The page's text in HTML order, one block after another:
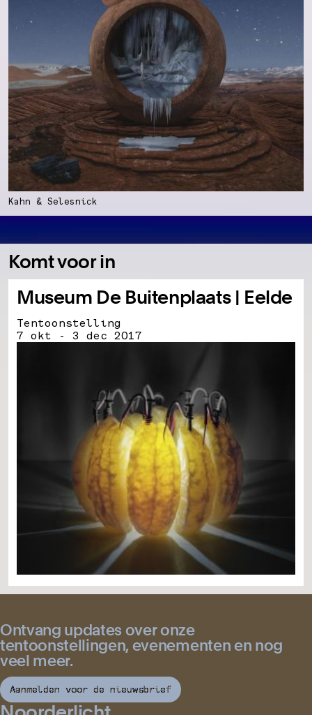
Kahn & Selesnick
Komt voor in
Museum De Buitenplaats | Eelde
Tentoonstelling
7 okt - 3 dec 2017
Ontvang updates over onze
tentoonstellingen, evenementen en nog
veel meer.
Aanmelden voor de nieuwsbrief